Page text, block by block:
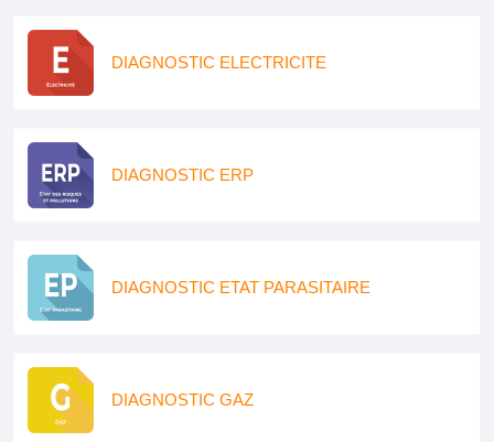
DIAGNOSTIC ELECTRICITE
DIAGNOSTIC ERP
DIAGNOSTIC ETAT PARASITAIRE
DIAGNOSTIC GAZ